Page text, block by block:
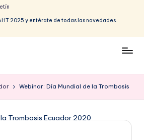
2025 y entérate de todas las novedades.
Webinar: Día Mundial de la Trombosis